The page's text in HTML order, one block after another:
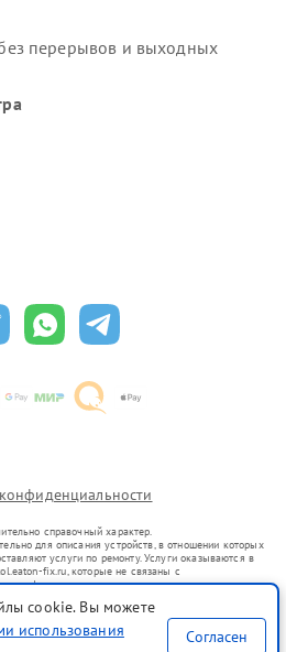
перерывов и выходных
справочный характер.
для описания устройств, в отношении которых
услуги по ремонту. Услуги оказываются в
fix.ru, которые не связаны с
их официальными представителями.
введенных в гражданский оборот в соответствии
цели индивидуализации услуг или введения
информирования о предоставляемых услугах по
cookie. Вы можете
использования
Согласен